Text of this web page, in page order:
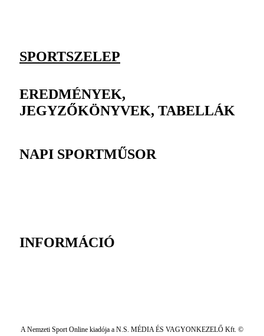
SPORTSZELEP
EREDMÉNYEK,
JEGYZŐKÖNYVEK, TABELLÁK
NAPI SPORTMŰSOR
INFORMÁCIÓ
A Nemzeti Sport Online kiadója a N.S. MÉDIA ÉS VAGYONKEZELŐ Kft. ©